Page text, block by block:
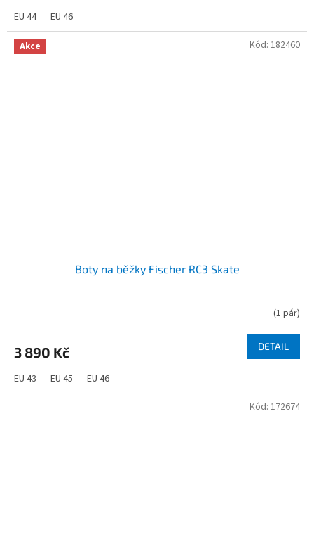
EU 44 EU 46
Akce
Boty na běžky Fischer RC3 Skate
(1 pár)
3 890 Kč DETAIL
EU 43 EU 45 EU 46
Kód: 182460
Kód: 172674